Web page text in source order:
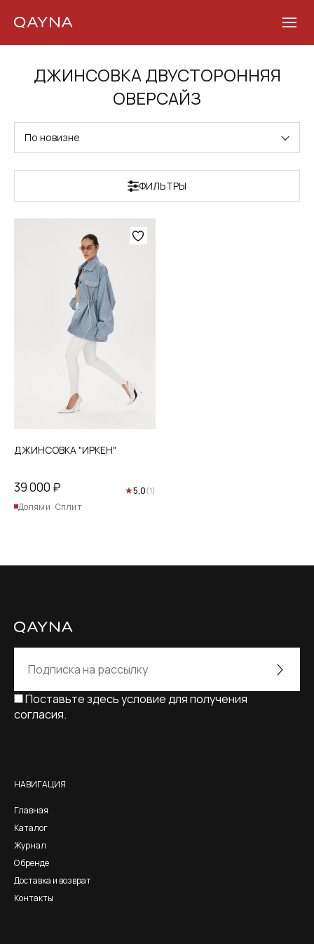
ДЖИНСОВКА ДВУСТОРОННЯЯ
ОВЕРСАЙЗ
По новизне
ФИЛЬТРЫ
ДЖИНСОВКА "ИРКЕН"
39 000 ₽ ★5,0(1)
Долями · Сплит
Поставьте здесь условие для получения
согласия.
НАВИГАЦИЯ
Главная
Каталог
Журнал
О бренде
Доставка и возврат
Контакты